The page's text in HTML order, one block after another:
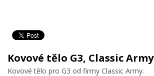
Kovové tělo G3, Classic Army
Kovové tělo pro G3 od firmy Classic Army.